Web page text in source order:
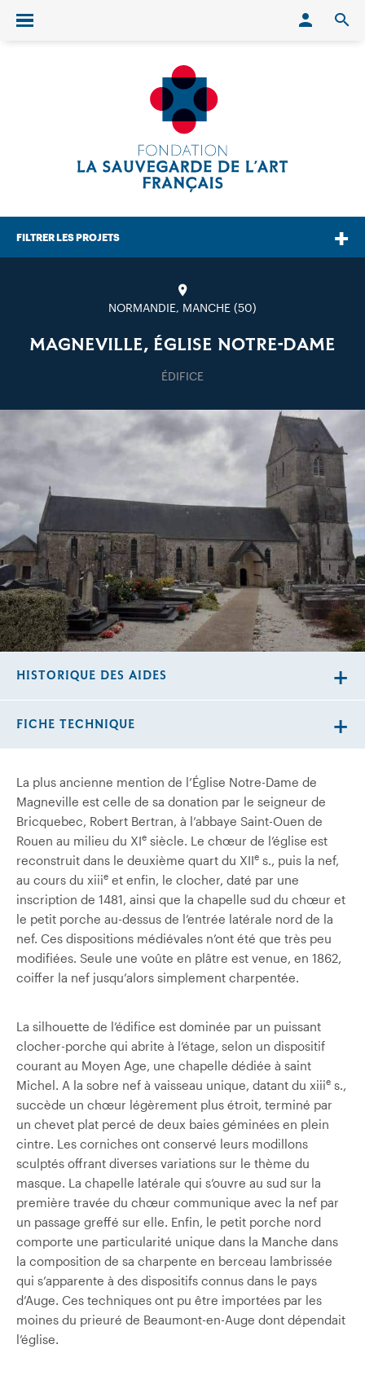
Ouvrir/fermer le menu
FILTRER LES PROJETS
NORMANDIE, MANCHE (50)
MAGNEVILLE, ÉGLISE NOTRE-DAME
ÉDIFICE
La plus ancienne mention de l’Église Notre-Dame de
Magneville est celle de sa donation par le seigneur de
Bricquebec, Robert Bertran, à l’abbaye Saint-Ouen de
Rouen au milieu du XIe siècle. Le chœur de l’église est
reconstruit dans le deuxième quart du XIIe s., puis la nef,
au cours du xiiie et enfin, le clocher, daté par une
inscription de 1481, ainsi que la chapelle sud du chœur et
le petit porche au-dessus de l’entrée latérale nord de la
nef. Ces dispositions médiévales n’ont été que très peu
modifiées. Seule une voûte en plâtre est venue, en 1862,
coiffer la nef jusqu’alors simplement charpentée.
La silhouette de l’édifice est dominée par un puissant
clocher-porche qui abrite à l’étage, selon un dispositif
courant au Moyen Age, une chapelle dédiée à saint
Michel. A la sobre nef à vaisseau unique, datant du xiiie s.,
succède un chœur légèrement plus étroit, terminé par
un chevet plat percé de deux baies géminées en plein
cintre. Les corniches ont conservé leurs modillons
sculptés offrant diverses variations sur le thème du
masque. La chapelle latérale qui s’ouvre au sud sur la
première travée du chœur communique avec la nef par
un passage greffé sur elle. Enfin, le petit porche nord
comporte une particularité unique dans la Manche dans
la composition de sa charpente en berceau lambrissée
qui s’apparente à des dispositifs connus dans le pays
d’Auge. Ces techniques ont pu être importées par les
moines du prieuré de Beaumont-en-Auge dont dépendait
l’église.
HISTORIQUE DES AIDES
FICHE TECHNIQUE